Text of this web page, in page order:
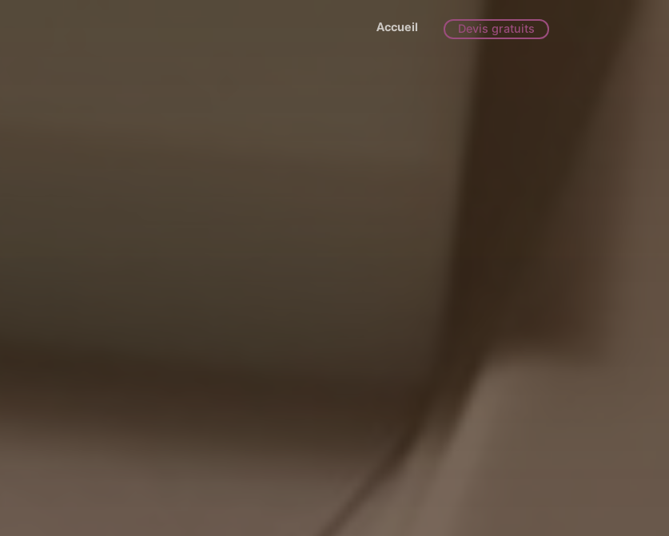
Accueil Devis gratuits